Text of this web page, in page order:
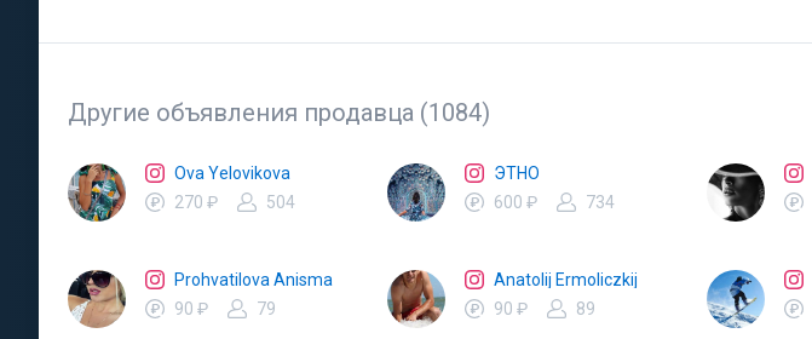
Другие объявления продавца (1084)
Ova Yelovikova
270 ₽
504
ЭТНО
600 ₽
734
Prohvatilova Anisma
90 ₽
79
Anatolij Ermoliczkij
90 ₽
89